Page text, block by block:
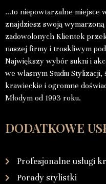
…to niepowtarzalne miejsce
znajdziesz swoją
zadowolonych Klientek
naszej firmy i troskliwym
Największy wybór sukni i
we własnym Studiu
krawieckie i ogromne
Młodym od 1993 roku.
DODATKOWE
Profesjonalne usługi
Porady stylistki